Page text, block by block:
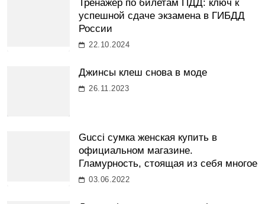
Тренажер по билетам ПДД: ключ к
успешной сдаче экзамена в ГИБДД
России
22.10.2024
Джинсы клеш снова в моде
26.11.2023
Gucci сумка женская купить в
официальном магазине.
Гламурность, стоящая из себя многое
03.06.2022